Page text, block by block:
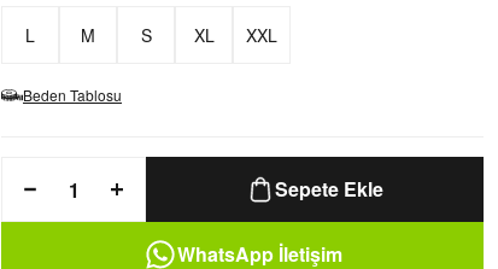
L M S XL XXL
Beden Tablosu
Sepete Ekle
WhatsApp İletişim